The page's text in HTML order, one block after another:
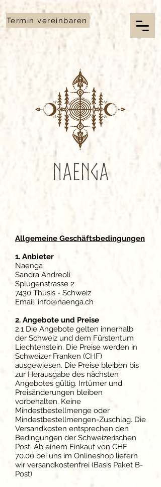
G-2BNOPCQHYS
Naenga
Termin vereinbaren
Allgemeine Geschäftsbedingungen
1. Anbieter
Naenga
Sandra Andreoli
Splügenstrasse 2
7430 Thusis - Schweiz
Email: info@naenga.ch
2. Angebote und Preise
2.1 Die Angebote gelten innerhalb
der Schweiz und dem Fürstentum
Liechtenstein. Die Preise werden in
Schweizer Franken (CHF)
ausgewiesen. Die Preise bleiben bis
zur Herausgabe des nächsten
Angebotes gültig. Irrtümer und
Preisänderungen bleiben
vorbehalten. Keine
Mindestbestellmenge oder
Mindestbestellmengen-Zuschlag. Die
Versandkosten entsprechen den
Bedingungen der Schweizerischen
Post. Ab einem Einkauf von CHF
70.00 bei uns im Onlineshop liefern
wir versandkostenfrei (Basis Paket B-
Post)